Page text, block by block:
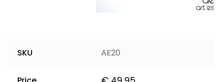
SKU AE20